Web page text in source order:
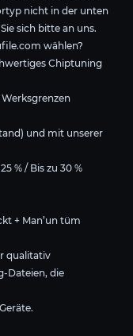
nicht in der unten
sich bitte an uns.
wählen?
Chiptuning
und mit unserer
% / Bis zu 30 %
+ Man’un tüm
qualitativ
Dateien, die